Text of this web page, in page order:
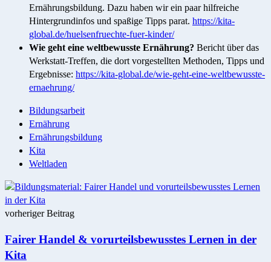
Ernährungsbildung. Dazu haben wir ein paar hilfreiche
Hintergrundinfos und spaßige Tipps parat. https://kita-
global.de/huelsenfruechte-fuer-kinder/
Wie geht eine weltbewusste Ernährung? Bericht über das
Werkstatt-Treffen, die dort vorgestellten Methoden, Tipps und
Ergebnisse: https://kita-global.de/wie-geht-eine-weltbewusste-
ernaehrung/
Bildungsarbeit
Ernährung
Ernährungsbildung
Kita
Weltladen
Post
navigation
vorheriger Beitrag
Fairer Handel & vorurteilsbewusstes Lernen in der
Kita